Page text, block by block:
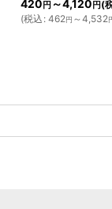
420 円～4,120 円(
(税込 : 462円 ～4,532